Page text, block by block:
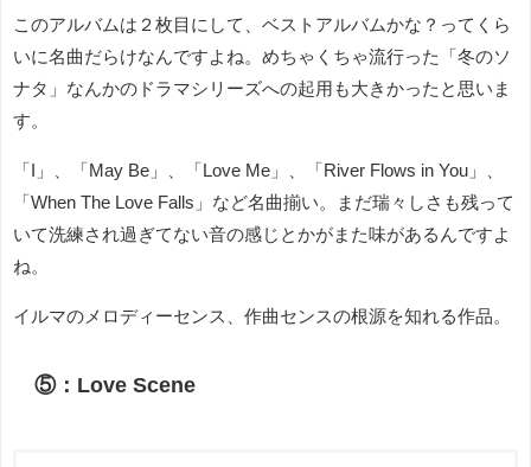
このアルバムは２枚目にして、ベストアルバムかな？ってくら
いに名曲だらけなんですよね。めちゃくちゃ流行った「冬のソ
ナタ」なんかのドラマシリーズへの起用も大きかったと思いま
す。
「I」、「May Be」、「Love Me」、「River Flows in You」、
「When The Love Falls」など名曲揃い。まだ瑞々しさも残って
いて洗練され過ぎてない音の感じとかがまた味があるんですよ
ね。
イルマのメロディーセンス、作曲センスの根源を知れる作品。
⑤：Love Scene